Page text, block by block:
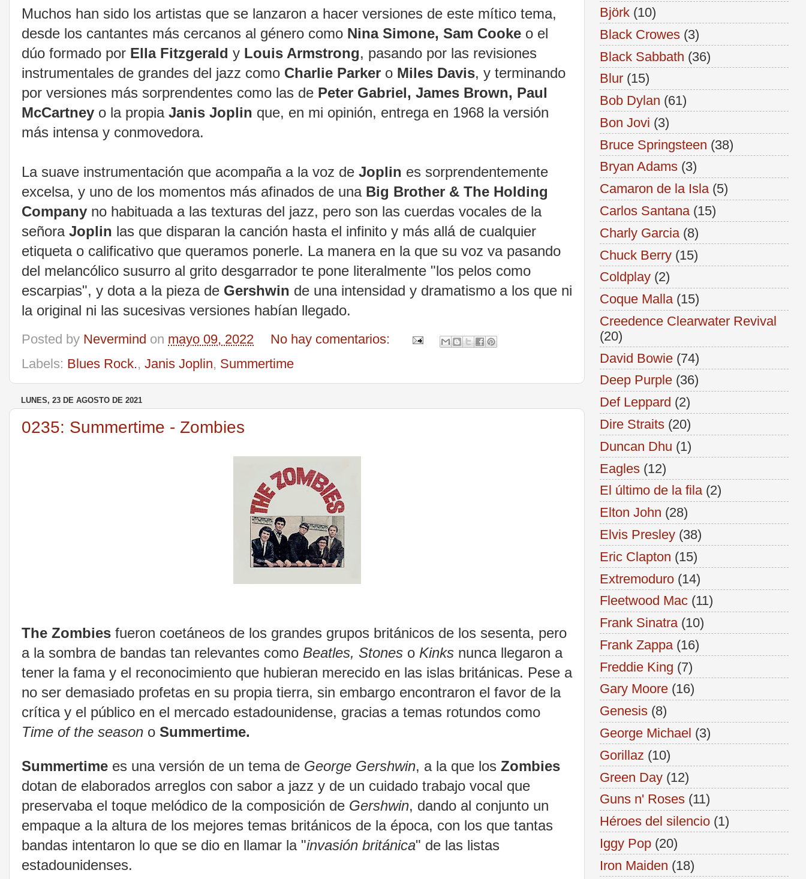
Muchos han sido los artistas que se lanzaron a hacer versiones de este mítico tema,
desde los cantantes más cercanos al género como Nina Simone, Sam Cooke o el
dúo formado por Ella Fitzgerald y Louis Armstrong, pasando por las revisiones
instrumentales de grandes del jazz como Charlie Parker o Miles Davis, y terminando
por versiones más sorprendentes como las de Peter Gabriel, James Brown, Paul
McCartney o la propia Janis Joplin que, en mi opinión, entrega en 1968 la versión
más intensa y conmovedora.
La suave instrumentación que acompaña a la voz de Joplin es sorprendentemente
excelsa, y uno de los momentos más afinados de una Big Brother & The Holding
Company no habituada a las texturas del jazz, pero son las cuerdas vocales de la
señora Joplin las que disparan la canción hasta el infinito y más allá de cualquier
etiqueta o calificativo que queramos ponerle. La manera en la que su voz va pasando
del melancólico susurro al grito desgarrador te pone literalmente "los pelos como
escarpias", y dota a la pieza de Gershwin de una intensidad y dramatismo a los que ni
la original ni las sucesivas versiones habían llegado.
Posted by Nevermind on mayo 09, 2022
No hay comentarios:
Labels: Blues Rock., Janis Joplin, Summertime
LUNES, 23 DE AGOSTO DE 2021
0235: Summertime - Zombies
The Zombies fueron coetáneos de los grandes grupos británicos de los sesenta, pero
a la sombra de bandas tan relevantes como Beatles, Stones o Kinks nunca llegaron a
tener la fama y el reconocimiento que hubieran merecido en las islas británicas. Pese a
no ser demasiado profetas en su propia tierra, sin embargo encontraron el favor de la
crítica y el público en el mercado estadounidense, gracias a temas rotundos como
Time of the season o Summertime.
Summertime es una versión de un tema de George Gershwin, a la que los Zombies
dotan de elaborados arreglos con sabor a jazz y de un cuidado trabajo vocal que
preservaba el toque melódico de la composición de Gershwin, dando al conjunto un
empaque a la altura de los mejores temas británicos de la época, con los que tantas
bandas intentaron lo que se dio en llamar la "invasión británica" de las listas
estadounidenses.
Björk (10)
Black Crowes (3)
Black Sabbath (36)
Blur (15)
Bob Dylan (61)
Bon Jovi (3)
Bruce Springsteen (38)
Bryan Adams (3)
Camaron de la Isla (5)
Carlos Santana (15)
Charly Garcia (8)
Chuck Berry (15)
Coldplay (2)
Coque Malla (15)
Creedence Clearwater Revival
(20)
David Bowie (74)
Deep Purple (36)
Def Leppard (2)
Dire Straits (20)
Duncan Dhu (1)
Eagles (12)
El último de la fila (2)
Elton John (28)
Elvis Presley (38)
Eric Clapton (15)
Extremoduro (14)
Fleetwood Mac (11)
Frank Sinatra (10)
Frank Zappa (16)
Freddie King (7)
Gary Moore (16)
Genesis (8)
George Michael (3)
Gorillaz (10)
Green Day (12)
Guns n' Roses (11)
Héroes del silencio (1)
Iggy Pop (20)
Iron Maiden (18)